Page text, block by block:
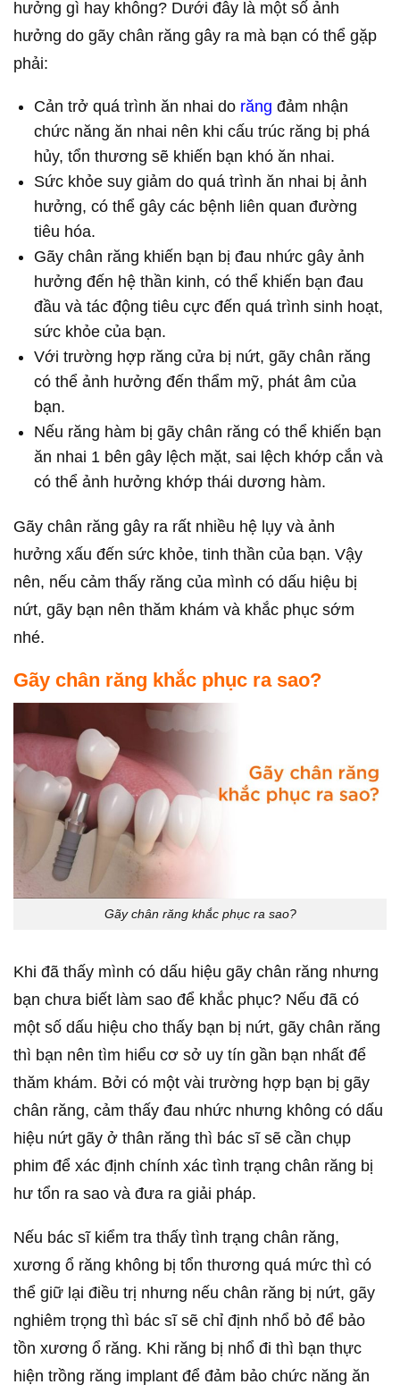
hưởng gì hay không? Dưới đây là một số ảnh
hưởng do gãy chân răng gây ra mà bạn có thể gặp
phải:
Cản trở quá trình ăn nhai do răng đảm nhận
chức năng ăn nhai nên khi cấu trúc răng bị phá
hủy, tổn thương sẽ khiến bạn khó ăn nhai.
Sức khỏe suy giảm do quá trình ăn nhai bị ảnh
hưởng, có thể gây các bệnh liên quan đường
tiêu hóa.
Gãy chân răng khiến bạn bị đau nhức gây ảnh
hưởng đến hệ thần kinh, có thể khiến bạn đau
đầu và tác động tiêu cực đến quá trình sinh hoạt,
sức khỏe của bạn.
Với trường hợp răng cửa bị nứt, gãy chân răng
có thể ảnh hưởng đến thẩm mỹ, phát âm của
bạn.
Nếu răng hàm bị gãy chân răng có thể khiến bạn
ăn nhai 1 bên gây lệch mặt, sai lệch khớp cắn và
có thể ảnh hưởng khớp thái dương hàm.
Gãy chân răng gây ra rất nhiều hệ lụy và ảnh
hưởng xấu đến sức khỏe, tinh thần của bạn. Vậy
nên, nếu cảm thấy răng của mình có dấu hiệu bị
nứt, gãy bạn nên thăm khám và khắc phục sớm
nhé.
Gãy chân răng khắc phục ra sao?
Gãy chân răng khắc phục ra sao?
Khi đã thấy mình có dấu hiệu gãy chân răng nhưng
bạn chưa biết làm sao để khắc phục? Nếu đã có
một số dấu hiệu cho thấy bạn bị nứt, gãy chân răng
thì bạn nên tìm hiểu cơ sở uy tín gần bạn nhất để
thăm khám. Bởi có một vài trường hợp bạn bị gãy
chân răng, cảm thấy đau nhức nhưng không có dấu
hiệu nứt gãy ở thân răng thì bác sĩ sẽ cần chụp
phim để xác định chính xác tình trạng chân răng bị
hư tổn ra sao và đưa ra giải pháp.
Nếu bác sĩ kiểm tra thấy tình trạng chân răng,
xương ổ răng không bị tổn thương quá mức thì có
thể giữ lại điều trị nhưng nếu chân răng bị nứt, gãy
nghiêm trọng thì bác sĩ sẽ chỉ định nhổ bỏ để bảo
tồn xương ổ răng. Khi răng bị nhổ đi thì bạn thực
hiện trồng răng implant để đảm bảo chức năng ăn